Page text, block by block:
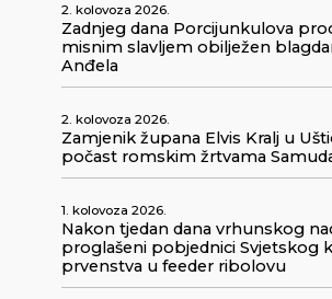
2. kolovoza 2026.
Zadnjeg dana Porcijunkulova
misnim slavljem obilježen
Anđela
2. kolovoza 2026.
Zamjenik župana Elvis Kralj u
počast romskim žrtvama
1. kolovoza 2026.
Nakon tjedan dana vrhunskog
proglašeni pobjednici Svjetskog
prvenstva u feeder ribolovu